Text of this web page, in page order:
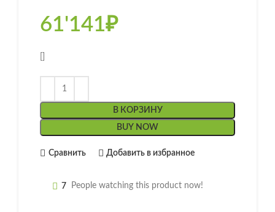
61'141₽
В КОРЗИНУ
BUY NOW
Сравнить Добавить в избранное
7 People watching this product now!